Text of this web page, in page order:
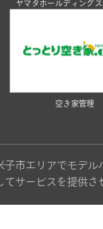
ヤマタホールディング
空き家管理
子市エリアでモデ
てサービスを提供